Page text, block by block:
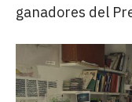
ganadores del